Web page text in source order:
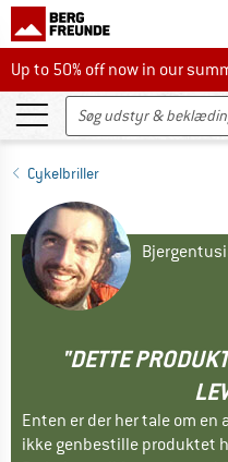
Up to 50% off now in our
Up to 50% off now in our
Cykelbriller
"DETTE
Enten er der her tale om
ikke genbestille produktet